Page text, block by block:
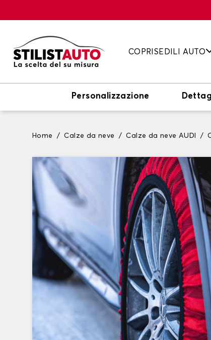
COPRISEDILI AUTO
Personalizzazione
Home Calze da neve Calze da neve AUDI